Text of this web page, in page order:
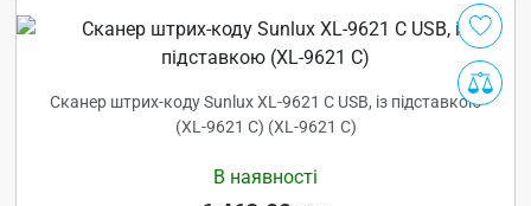
Сканер штрих-коду Sunlux XL-9621 C USB, із підставкою
(XL-9621 C) (XL-9621 C)
В наявності